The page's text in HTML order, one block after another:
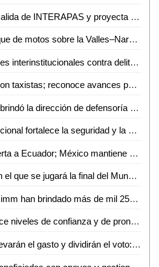
Soledad avanza en su salida de INTERAPAS y proyecta nuevas obras para la zona oriente
Dos lesionados en choque de motos sobre la Valles–Naranjo
Fiscalía refuerza acciones interinstitucionales contra delito de extorsión
SCT mantiene diálogo con taxistas; reconoce avances pero persisten malas prácticas
Más de 570 atenciones brindó la dirección de defensoría social durante mayo y junio en Ciudad Valles
Coordinación interinstitucional fortalece la seguridad y la paz en San Luis Potosí
Sheinbaum cierra la puerta a Ecuador; México mantiene demanda internacional
Presenta FIFA balón con el que se jugará la final del Mundial 2026
Brigadas médicas de la imm han brindado más de mil 250 atenciones gratuitas en Ciudad Valles
Fiscalía potosina fortalece niveles de confianza y de pronta atención ciudadana
Nuevos partidos sólo elevarán el gasto y dividirán el voto: Carlos Solares